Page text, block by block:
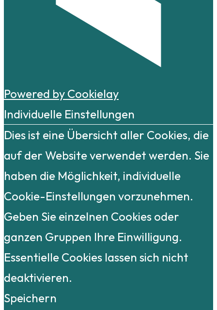
Powered by Cookielay
Individuelle Einstellungen
Dies ist eine Übersicht aller Cookies, die
auf der Website verwendet werden. Sie
haben die Möglichkeit, individuelle
Cookie-Einstellungen vorzunehmen.
Geben Sie einzelnen Cookies oder
ganzen Gruppen Ihre Einwilligung.
Essentielle Cookies lassen sich nicht
deaktivieren.
Speichern